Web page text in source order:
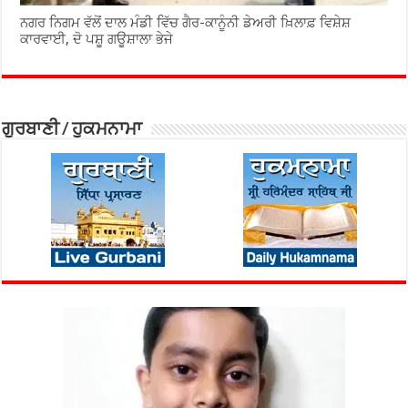
ਨਗਰ ਨਿਗਮ ਵੱਲੋਂ ਦਾਲ ਮੰਡੀ ਵਿੱਚ ਗੈਰ-ਕਾਨੂੰਨੀ ਡੇਅਰੀ ਖ਼ਿਲਾਫ਼ ਵਿਸ਼ੇਸ਼
ਕਾਰਵਾਈ, ਦੋ ਪਸ਼ੂ ਗਊਸ਼ਾਲਾ ਭੇਜੇ
ਗੁਰਬਾਣੀ / ਹੁਕਮਨਾਮਾ